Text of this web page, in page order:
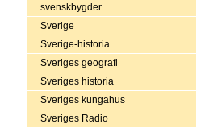
svenskbygder
Sverige
Sverige-historia
Sveriges geografi
Sveriges historia
Sveriges kungahus
Sveriges Radio